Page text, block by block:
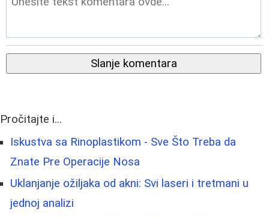
Slanje komentara
Pročitajte i...
Iskustva sa Rinoplastikom - Sve Što Treba da
Znate Pre Operacije Nosa
Uklanjanje ožiljaka od akni: Svi laseri i tretmani u
jednoj analizi